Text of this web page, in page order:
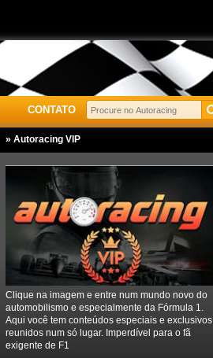
CONTATO
» Autoracing VIP
Clique na imagem e entre num mundo novo do
automobilismo e especialmente da Fórmula 1.
Aqui você tem conteúdos especiais e exclusivos
reunidos num só lugar. Imperdível para o fã
exigente de F1